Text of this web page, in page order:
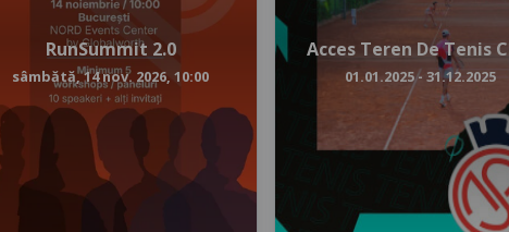
RunSummit 2.0
sâmbătă, 14 nov. 2026, 10:00
RUNSUMMIT 2.0
Editia a doua a evenimentului dedicat
tuturor alergatorilor
NORD Events Center by
Acces Teren De Tenis
01.01.2025 - 31.12.2025
ACCES TEREN DE
Terenuri de Tenis
Oradea